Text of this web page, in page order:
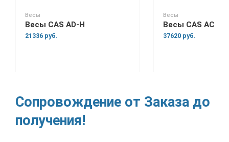
Весы
Весы CAS AD-H
21336 руб.
Весы
Весы CAS AC
37620 руб.
Сопровождение от Заказа до
получения!